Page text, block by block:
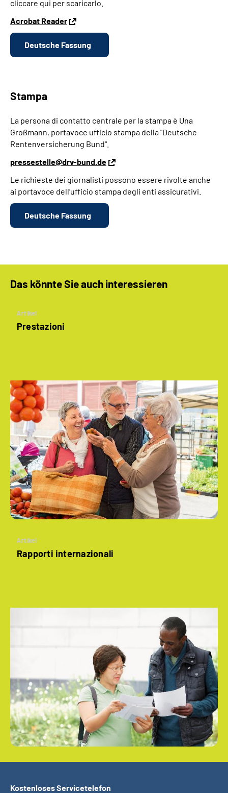
cliccare qui per scaricarlo.
Acrobat Reader
Deutsche Fassung
Stampa
La persona di contatto centrale per la stampa è Una
Großmann, portavoce ufficio stampa della "Deutsche
Rentenversicherung Bund".
pressestelle@drv-bund.de
Le richieste dei giornalisti possono essere rivolte anche
ai portavoce dell’ufficio stampa degli enti assicurativi.
Deutsche Fassung
Das könnte Sie auch interessieren
Artikel
Prestazioni
Artikel
Rapporti internazionali
Kostenloses Servicetelefon